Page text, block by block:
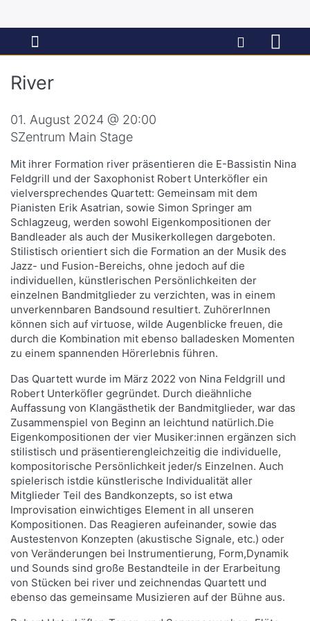
River
01. August 2024 @ 20:00
SZentrum Main Stage
Mit ihrer Formation river präsentieren die E-Bassistin Nina
Feldgrill und der Saxophonist Robert Unterköfler ein
vielversprechendes Quartett: Gemeinsam mit dem
Pianisten Erik Asatrian, sowie Simon Springer am
Schlagzeug, werden sowohl Eigenkompositionen der
Bandleader als auch der Musikerkollegen dargeboten.
Stilistisch orientiert sich die Formation an der Musik des
Jazz- und Fusion-Bereichs, ohne jedoch auf die
individuellen, künstlerischen Persönlichkeiten der
einzelnen Bandmitglieder zu verzichten, was in einem
unverkennbaren Bandsound resultiert. ZuhörerInnen
können sich auf virtuose, wilde Augenblicke freuen, die
durch die Kombination mit ebenso balladesken Momenten
zu einem spannenden Hörerlebnis führen.
Das Quartett wurde im März 2022 von Nina Feldgrill und
Robert Unterköfler gegründet. Durch dieähnliche
Auffassung von Klangästhetik der Bandmitglieder, war das
Zusammenspiel von Beginn an leichtund natürlich.Die
Eigenkompositionen der vier Musiker:innen ergänzen sich
stilistisch und präsentierengleichzeitig die individuelle,
kompositorische Persönlichkeit jeder/s Einzelnen. Auch
spielerisch istdie künstlerische Individualität aller
Mitglieder Teil des Bandkonzepts, so ist etwa
Improvisation einwichtiges Element in all unseren
Kompositionen. Das Reagieren aufeinander, sowie das
Austestenvon Konzepten (akustische Signale, etc.) oder
von Veränderungen bei Instrumentierung, Form,Dynamik
und Sounds sind große Bestandteile in der Erarbeitung
von Stücken bei river und zeichnendas Quartett und
ebenso das gemeinsame Musizieren auf der Bühne aus.